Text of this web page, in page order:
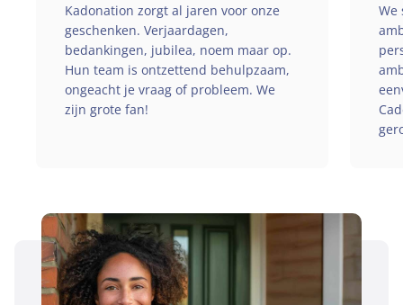
Kadonation zorgt al jaren voor onze
geschenken. Verjaardagen,
bedankingen, jubilea, noem maar op.
Hun team is ontzettend behulpzaam,
ongeacht je vraag of probleem. We
zijn grote fan!
We